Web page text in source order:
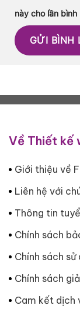
này cho lần
Về Thiết kế
Giới thiệu về
Liên hệ với
Thông tin
Chính sách
Chính sách sử
Chính sách
Cam kết dịch